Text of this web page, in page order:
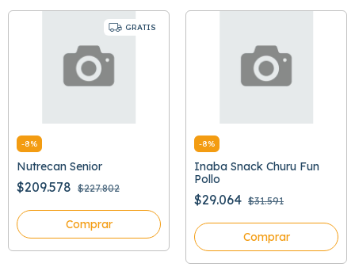
GRATIS
-8%
Nutrecan Senior
$209.578 $227.802
Comprar
-8%
Inaba Snack Churu Fun
Pollo
$29.064 $31.591
Comprar